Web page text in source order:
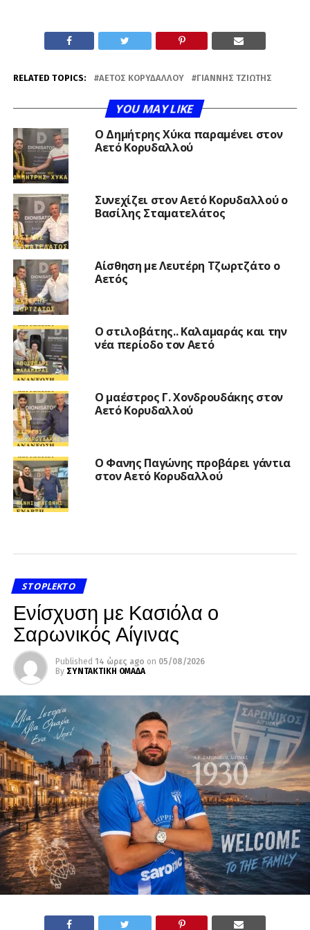
RELATED TOPICS: ΑΕΤΌΣ ΚΟΡΥΔΑΛΛΟΎ ΓΙΆΝΝΗΣ ΤΖΙΏΤΗΣ
YOU MAY LIKE
O Δημήτρης Χύκα παραμένει στον
Αετό Κορυδαλλού
Συνεχίζει στον Αετό Κορυδαλλού ο
Βασίλης Σταματελάτος
Αίσθηση με Λευτέρη Τζωρτζάτο ο
Αετός
Ο στιλοβάτης.. Καλαμαράς και την
νέα περίοδο τον Αετό
Ο μαέστρος Γ. Χονδρουδάκης στον
Αετό Κορυδαλλού
Ο Φανης Παγώνης προβάρει γάντια
στον Αετό Κορυδαλλού
STOPLEKTO
Ενίσχυση με Κασιόλα ο
Σαρωνικός Αίγινας
Published 14 ώρες ago on 05/08/2026
By ΣΥΝΤΑΚΤΙΚΗ ΟΜΑΔΑ